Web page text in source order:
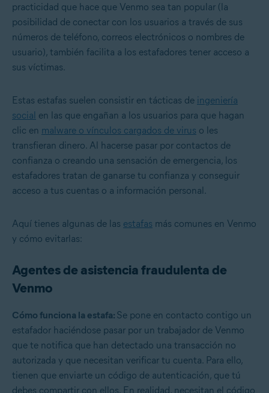
practicidad que hace que Venmo sea tan popular (la
posibilidad de conectar con los usuarios a través de sus
números de teléfono, correos electrónicos o nombres de
usuario), también facilita a los estafadores tener acceso a
sus víctimas.
Estas estafas suelen consistir en tácticas de ingeniería
social en las que engañan a los usuarios para que hagan
clic en malware o vínculos cargados de virus o les
transfieran dinero. Al hacerse pasar por contactos de
confianza o creando una sensación de emergencia, los
estafadores tratan de ganarse tu confianza y conseguir
acceso a tus cuentas o a información personal.
Aquí tienes algunas de las estafas más comunes en Venmo
y cómo evitarlas:
Agentes de asistencia fraudulenta de
Venmo
Cómo funciona la estafa: Se pone en contacto contigo un
estafador haciéndose pasar por un trabajador de Venmo
que te notifica que han detectado una transacción no
autorizada y que necesitan verificar tu cuenta. Para ello,
tienen que enviarte un código de autenticación, que tú
debes compartir con ellos. En realidad, necesitan el código